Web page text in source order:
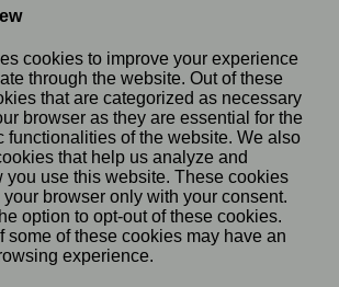
cookies to improve your experience
through the website. Out of these
that are categorized as necessary
browser as they are essential for the
functionalities of the website. We also
that help us analyze and
you use this website. These cookies
browser only with your consent.
option to opt-out of these cookies.
some of these cookies may have an
experience.